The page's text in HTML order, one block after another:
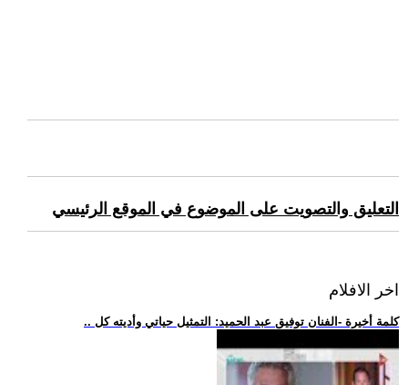
التعليق والتصويت على الموضوع في الموقع الرئيسي
اخر الافلام
.. كلمة أخيرة -الفنان توفيق عبد الحميد: التمثيل حياتي وأديته كل